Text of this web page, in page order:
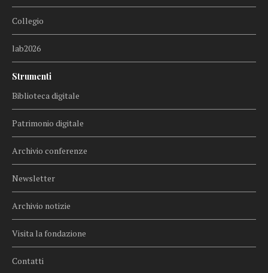
Collegio
lab2026
Strumenti
Biblioteca digitale
Patrimonio digitale
Archivio conferenze
Newsletter
Archivio notizie
Visita la fondazione
Contatti